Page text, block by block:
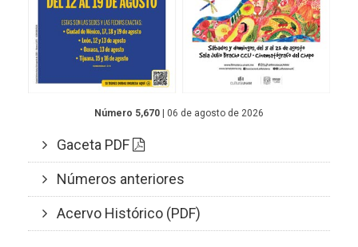
Número 5,670 | 06 de agosto de 2026
Gaceta PDF
Números anteriores
Acervo Histórico (PDF)